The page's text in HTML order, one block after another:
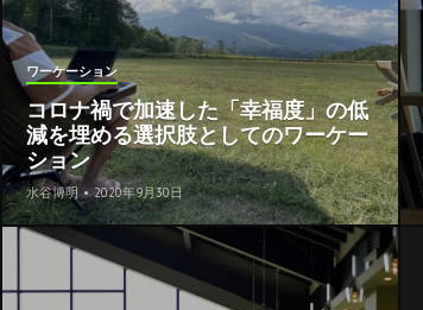
ワーケーション
コロナ禍で加速した「幸福度」の低
減を埋める選択肢としてのワーケー
ション
水谷博明 • 2020年9月30日